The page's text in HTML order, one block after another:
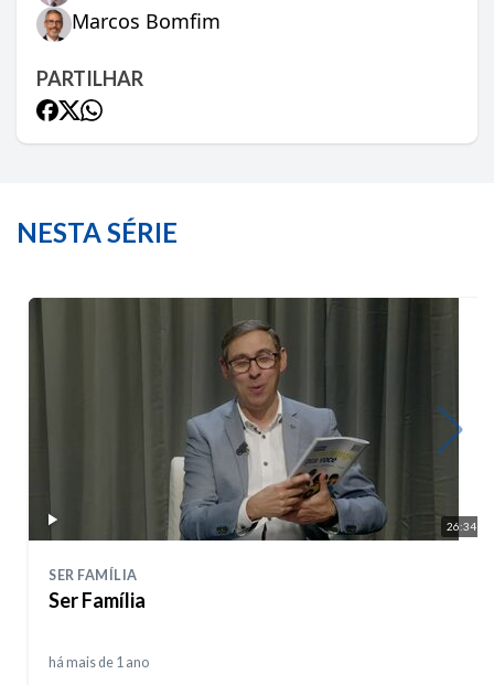
Marcos Bomfim
PARTILHAR
NESTA SÉRIE
26:34
SER FAMÍLIA
Ser Família
há mais de 1 ano